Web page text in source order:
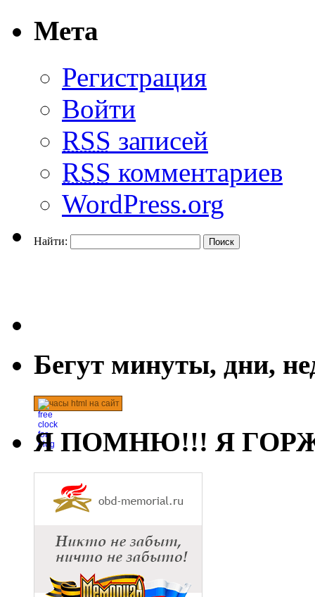
Мета
Регистрация
Войти
RSS записей
RSS комментариев
WordPress.org
Найти:
Бегут минуты, дни,
часы html на сайт
Я ПОМНЮ!!! Я